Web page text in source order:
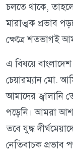
চলতে থাকে,
মারাত্মক প্রভাব
ক্ষেত্রে শতভাগই
এ বিষয়ে
চেয়ারম্যান মো.
আমাদের
পড়েনি। আমরা
তবে যুদ্ধ
নেতিবাচক প্রভাব